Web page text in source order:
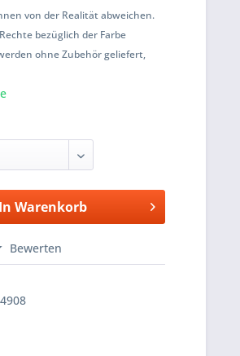
von der Realität abweichen.
bezüglich der Farbe
ohne Zubehör geliefert,
In Warenkorb
Bewerten